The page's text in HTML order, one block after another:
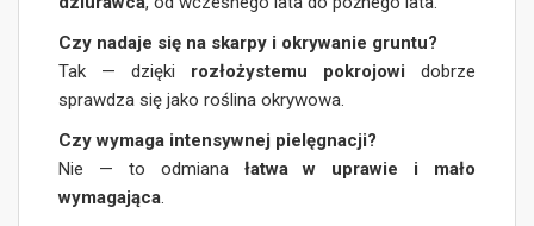
Czy nadaje się na skarpy i okrywanie gruntu?
Tak — dzięki rozłożystemu pokrojowi dobrze
sprawdza się jako roślina okrywowa.
Czy wymaga intensywnej pielęgnacji?
Nie — to odmiana łatwa w uprawie i mało
wymagająca.